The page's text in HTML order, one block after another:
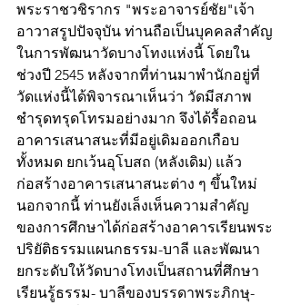
พระราชวชิรากร "พระอาจารย์ชัย"เจ้า
อาวาสรูปปัจจุบัน ท่านถือเป็นบุคคลสำคัญ
ในการพัฒนาวัดบางโทงแห่งนี้ โดยใน
ช่วงปี 2545 หลังจากที่ท่านมาพำนักอยู่ที่
วัดแห่งนี้ได้พิจารณาเห็นว่า วัดมีสภาพ
ชำรุดทรุดโทรมอย่างมาก จึงได้รื้อถอน
อาคารเสนาสนะที่มีอยู่เดิมออกเกือบ
ทั้งหมด ยกเว้นอุโบสถ (หลังเดิม) แล้ว
ก่อสร้างอาคารเสนาสนะต่าง ๆ ขึ้นใหม่
นอกจากนี้ ท่านยังเล็งเห็นความสำคัญ
ของการศึกษาได้ก่อสร้างอาคารเรียนพระ
ปริยัติธรรมแผนกธรรม-บาลี และพัฒนา
ยกระดับให้วัดบางโทงเป็นสถานที่ศึกษา
เรียนรู้ธรรม- บาลีของบรรดาพระภิกษุ-